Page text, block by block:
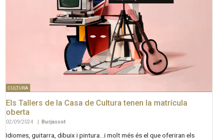
CULTURA
Els Tallers de la Casa de Cultura tenen la matrícula
oberta
02/09/2024 Burjassot
Idiomes, guitarra, dibuix i pintura…i molt més és el que oferiran els